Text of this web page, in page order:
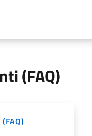
(FAQ)